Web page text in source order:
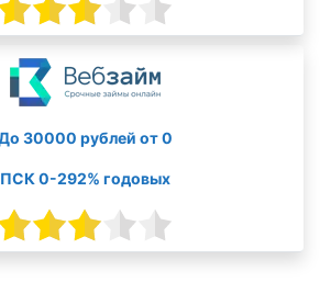
30000 рублей от 0
ПСК 0-292% годовых